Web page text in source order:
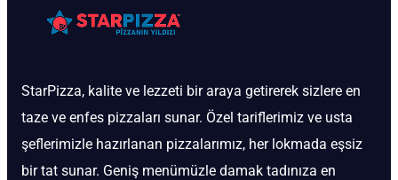
StarPizza, kalite ve lezzeti bir araya getirerek sizlere en
taze ve enfes pizzaları sunar. Özel tariflerimiz ve usta
şeflerimizle hazırlanan pizzalarımız, her lokmada eşsiz
bir tat sunar. Geniş menümüzle damak tadınıza en